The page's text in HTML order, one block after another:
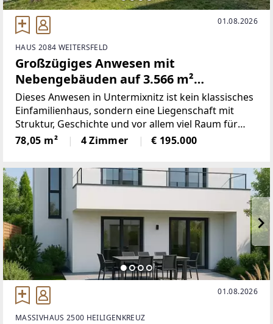
01.08.2026
HAUS 2084 WEITERSFELD
Großzügiges Anwesen mit
Nebengebäuden auf 3.566 m²
Grundstück – viel Potenzial in
Untermixnitz
Dieses Anwesen in Untermixnitz ist kein klassisches
Einfamilienhaus, sondern eine Liegenschaft mit
Struktur, Geschichte und vor allem viel Raum für
Entwicklung.Auf rund 3.566 m² Grundstücksfläche
befindet sich ein Ensemble aus Wohnhaus und
78,05 m² 4 Zimmer € 195.000
01.08.2026
MASSIVHAUS 2500 HEILIGENKREUZ